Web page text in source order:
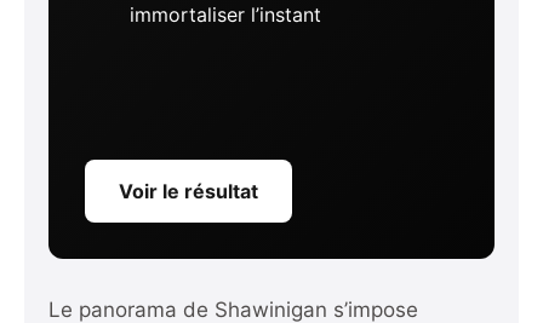
immortaliser l’instant
Voir le résultat
Le panorama de Shawinigan s’impose